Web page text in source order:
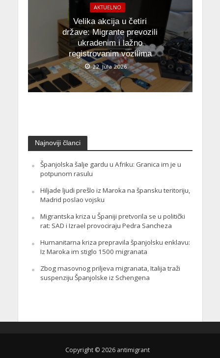
AKTUELNO
Velika akcija u četiri
države: Migrante prevozili
ukradenim i lažno
registrovanim vozilima
22. Jula 2026.
Najnoviji članci
Španjolska šalje gardu u Afriku: Granica im je u
potpunom rasulu
Hiljade ljudi prešlo iz Maroka na špansku teritoriju,
Madrid poslao vojsku
Migrantska kriza u Španiji pretvorila se u politički
rat: SAD i Izrael provociraju Pedra Sancheza
Humanitarna kriza prepravila španjolsku enklavu:
Iz Maroka im stiglo 1500 migranata
Zbog masovnog priljeva migranata, Italija traži
suspenziju Španjolske iz Schengena
Copyright © 2026 antimigrant